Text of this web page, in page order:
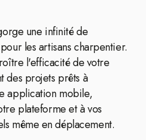
une infinité de
les artisans charpentier.
l'efficacité de votre
des projets prêts à
application mobile,
plateforme et à vos
même en déplacement.